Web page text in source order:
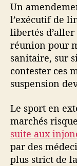
Un
l’exécutif de
libertés
réunion pour
sanitaire, sur
contester ces
suspension
Le sport en
marchés
suite aux
par des
plus strict de